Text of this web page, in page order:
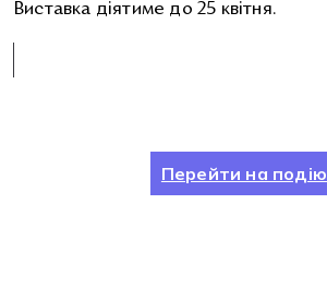
Виставка діятиме до 25 квітня.
Перейти на подію